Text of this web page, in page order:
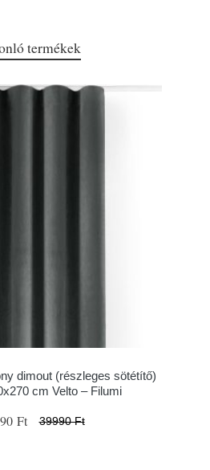
termékek
dimout (részleges sötétítő)
cm Velto – Filumi
Ft 39990 Ft